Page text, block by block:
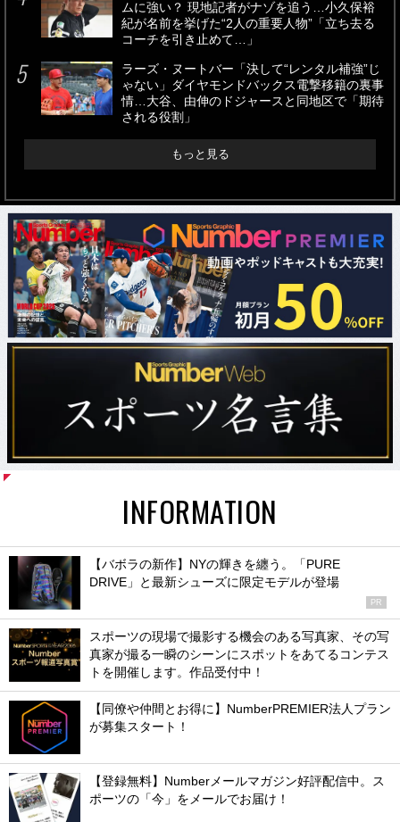
ムに強い？ 現地記者がナゾを追う…小久保裕
紀が名前を挙げた“2人の重要人物”「立ち去る
コーチを引き止めて…」
ラーズ・ヌートバー「決して“レンタル補強”じ
ゃない」ダイヤモンドバックス電撃移籍の裏事
情…大谷、由伸のドジャースと同地区で「期待
される役割」
もっと見る
INFORMATION
【バボラの新作】NYの輝きを纏う。「PURE
DRIVE」と最新シューズに限定モデルが登場
PR
スポーツの現場で撮影する機会のある写真家、その写
真家が撮る一瞬のシーンにスポットをあてるコンテス
トを開催します。作品受付中！
【同僚や仲間とお得に】NumberPREMIER法人プラン
が募集スタート！
【登録無料】Numberメールマガジン好評配信中。ス
ポーツの「今」をメールでお届け！